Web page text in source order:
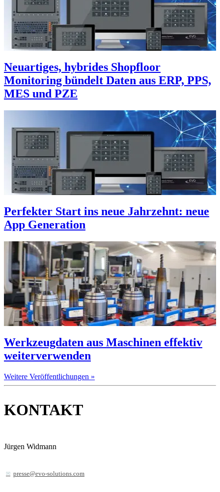
Neuartiges, hybrides Shopfloor
Monitoring bündelt Daten aus ERP, PPS,
MES und PZE
Perfekter Start ins neue Jahrzehnt: neue
App Generation
Werkzeugdaten aus Maschinen effektiv
weiterverwenden
Weitere Veröffentlichungen »
KONTAKT
Jürgen Widmann
presse@evo-solutions.com